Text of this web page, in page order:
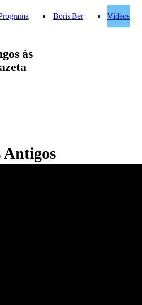
Boris Ber Vídeos
às
Antigos